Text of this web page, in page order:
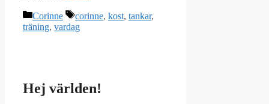
Kategorier
Corinne Etiketter
corinne, kost, tankar,
träning, vardag
Hej världen!